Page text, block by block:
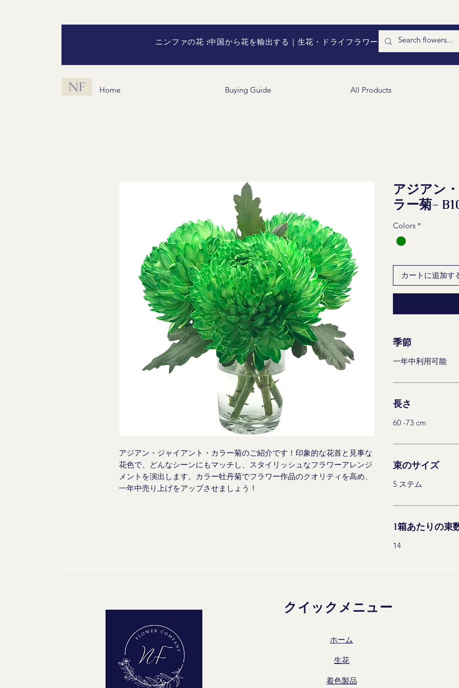
ニンファの花 :中国から花を輸出する｜生花・ドライフラワー
NF Home Buying Guide All Products
アジアン・ジャイアント・カラー菊のご紹介です！印象的な花首と見事な
花色で、どんなシーンにもマッチし、スタイリッシュなフラワーアレンジ
メントを演出します。カラー牡丹菊でフラワー作品のクオリティを高め、
一年中売り上げをアップさせましょう！
アジアン
ラー菊-
Colors *
カートに追加す
季節
一年中利用可能
長さ
60 -73 cm
束のサイズ
5 ステム
1箱あたりの束
14
クイックメニュー
ホーム
生花
着色製品